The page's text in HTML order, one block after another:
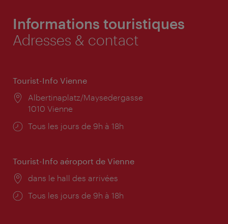
Informations touristiques
Adresses & contact
Tourist-Info Vienne
Lieu:
Albertinaplatz/Maysedergasse
1010 Vienne
Horaires
Tous les jours de 9h à 18h
Tourist-Info aéroport de Vienne
Lieu:
dans le hall des arrivées
Horaires
Tous les jours de 9h à 18h